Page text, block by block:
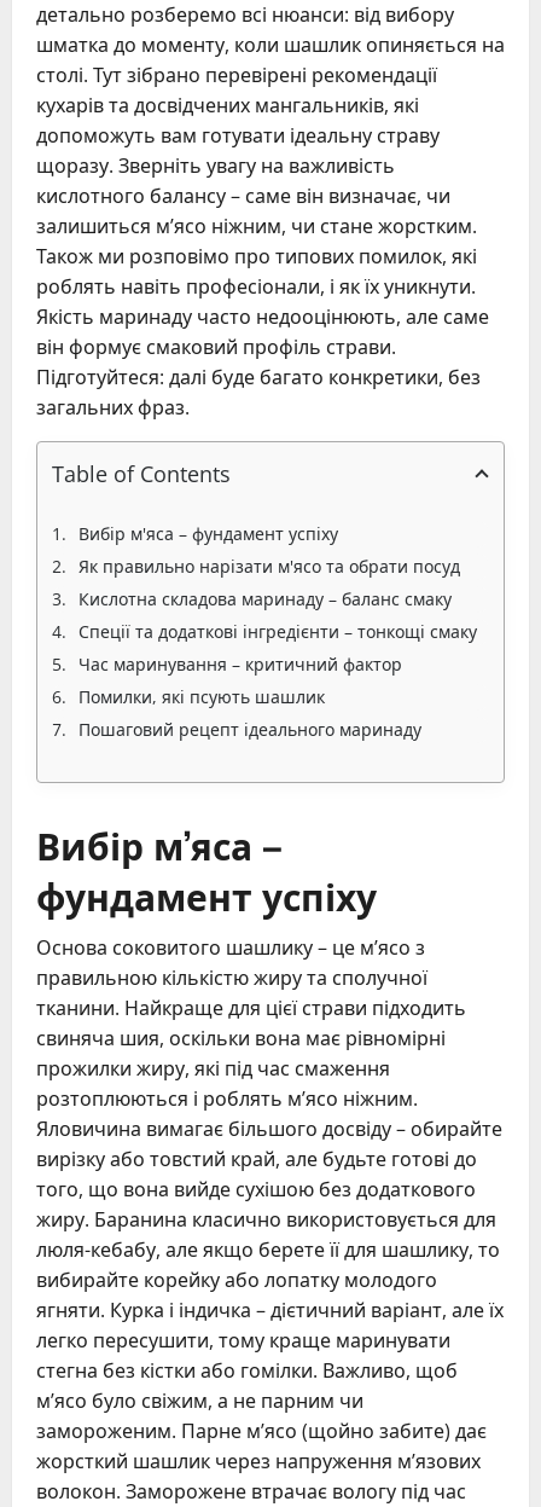
детально розберемо всі нюанси: від вибору
шматка до моменту, коли шашлик опиняється на
столі. Тут зібрано перевірені рекомендації
кухарів та досвідчених мангальників, які
допоможуть вам готувати ідеальну страву
щоразу. Зверніть увагу на важливість
кислотного балансу – саме він визначає, чи
залишиться м’ясо ніжним, чи стане жорстким.
Також ми розповімо про типових помилок, які
роблять навіть професіонали, і як їх уникнути.
Якість маринаду часто недооцінюють, але саме
він формує смаковий профіль страви.
Підготуйтеся: далі буде багато конкретики, без
загальних фраз.
Table of Contents
Вибір м'яса – фундамент успіху
Як правильно нарізати м'ясо та обрати посуд
Кислотна складова маринаду – баланс смаку
Спеції та додаткові інгредієнти – тонкощі смаку
Час маринування – критичний фактор
Помилки, які псують шашлик
Пошаговий рецепт ідеального маринаду
Вибір м’яса –
фундамент успіху
Основа соковитого шашлику – це м’ясо з
правильною кількістю жиру та сполучної
тканини. Найкраще для цієї страви підходить
свиняча шия, оскільки вона має рівномірні
прожилки жиру, які під час смаження
розтоплюються і роблять м’ясо ніжним.
Яловичина вимагає більшого досвіду – обирайте
вирізку або товстий край, але будьте готові до
того, що вона вийде сухішою без додаткового
жиру. Баранина класично використовується для
люля-кебабу, але якщо берете її для шашлику, то
вибирайте корейку або лопатку молодого
ягняти. Курка і індичка – дієтичний варіант, але їх
легко пересушити, тому краще маринувати
стегна без кістки або гомілки. Важливо, щоб
м’ясо було свіжим, а не парним чи
замороженим. Парне м’ясо (щойно забите) дає
жорсткий шашлик через напруження м’язових
волокон. Заморожене втрачає вологу під час